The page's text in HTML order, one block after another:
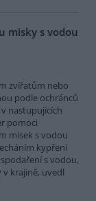
misky s vodou
zvířatům nebo
podle ochránců
nastupujících
pomoci
misek s vodou
kypření
s vodou,
krajině, uvedl